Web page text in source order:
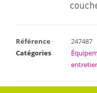
Référence
247487
Catégories